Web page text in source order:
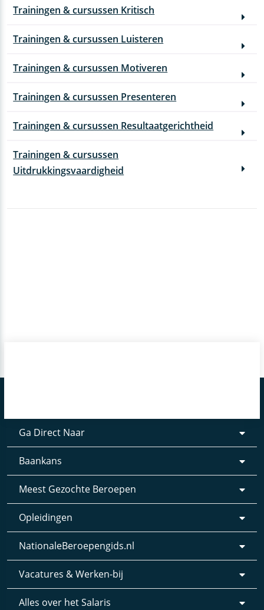
Trainingen & cursussen Kritisch
Trainingen & cursussen Luisteren
Trainingen & cursussen Motiveren
Trainingen & cursussen Presenteren
Trainingen & cursussen Resultaatgerichtheid
Trainingen & cursussen
Uitdrukkingsvaardigheid
Ga Direct Naar
Baankans
Meest Gezochte Beroepen
Opleidingen
NationaleBeroepengids.nl
Vacatures & Werken-bij
Alles over het Salaris